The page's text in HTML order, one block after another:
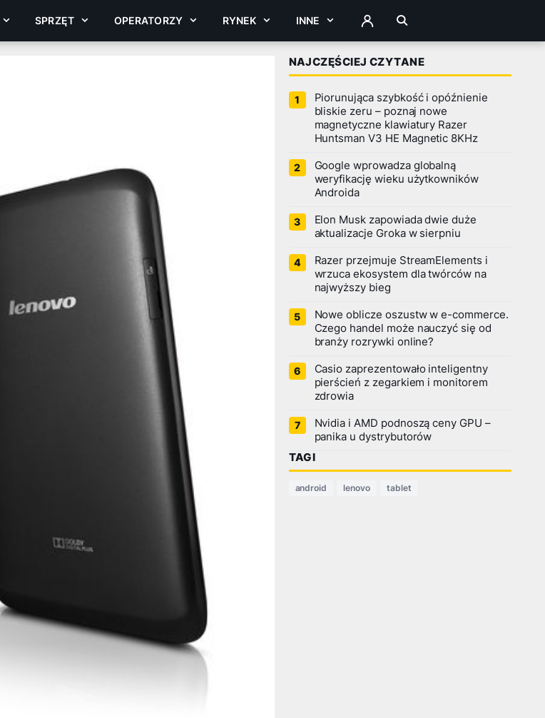
SPRZĘT OPERATORZY RYNEK INNE ZALOGUJ
NAJCZĘŚCIEJ CZYTANE
Piorunująca szybkość i opóźnienie
bliskie zeru – poznaj nowe
magnetyczne klawiatury Razer
Huntsman V3 HE Magnetic 8KHz
Google wprowadza globalną
weryfikację wieku użytkowników
Androida
Elon Musk zapowiada dwie duże
aktualizacje Groka w sierpniu
Razer przejmuje StreamElements i
wrzuca ekosystem dla twórców na
najwyższy bieg
Nowe oblicze oszustw w e-commerce.
Czego handel może nauczyć się od
branży rozrywki online?
Casio zaprezentowało inteligentny
pierścień z zegarkiem i monitorem
zdrowia
Nvidia i AMD podnoszą ceny GPU –
panika u dystrybutorów
TAGI
android lenovo tablet